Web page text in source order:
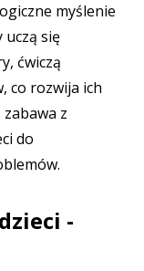
myślenie
uczą się
ćwiczą
co rozwija ich
z
do
-